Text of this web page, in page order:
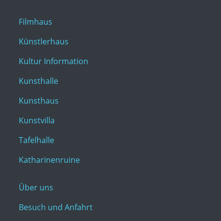
Filmhaus
Künstlerhaus
Kultur Information
Kunsthalle
Kunsthaus
Kunstvilla
Tafelhalle
Katharinenruine
Über uns
Besuch und Anfahrt